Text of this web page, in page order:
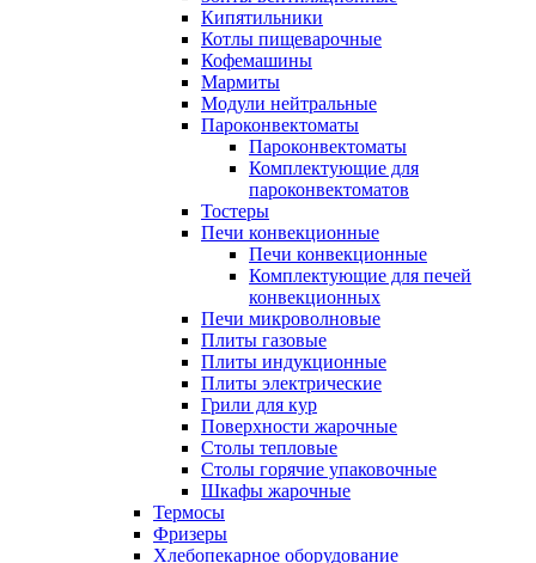
Кипятильники
Котлы пищеварочные
Кофемашины
Мармиты
Модули нейтральные
Пароконвектоматы
Пароконвектоматы
Комплектующие для
пароконвектоматов
Тостеры
Печи конвекционные
Печи конвекционные
Комплектующие для печей
конвекционных
Печи микроволновые
Плиты газовые
Плиты индукционные
Плиты электрические
Грили для кур
Поверхности жарочные
Столы тепловые
Столы горячие упаковочные
Шкафы жарочные
Термосы
Фризеры
Хлебопекарное оборудование